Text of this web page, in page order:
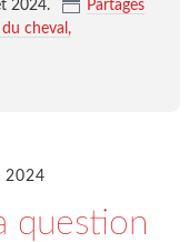
2024.
Partages
cheval
2024
question